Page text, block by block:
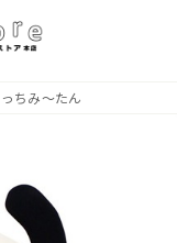
ちみ～たん